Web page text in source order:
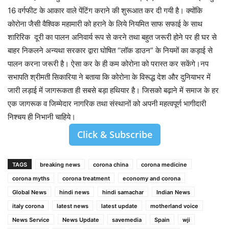
16 वर्गफीट के आकार वाले पेंटिंग कराने की शुरूआत कर दी गयी है। क्योंकि
कोरोना जैसी वैश्विक महामारी को हराने के लिये नियमित साफ सफाई के साथ
शारिरिक दूरी का पालन अनिवार्य रूप से करने तथा बहुत जरूरी होने पर ही घर से
बाहर निकलने अन्यथा सरकार द्वारा घोषित “लॉक डाउन” के नियमों का कड़ाई से
पालन करना जरूरी है। ऐसा कर के ही कम कोरोना को परास्त कर सकेंगे।नप
सभापति श्रीमती सिकारिया ने बताया कि कोरोना के विरूद्ध देश और दुनियाभर में
जारी लड़ाई में जागरूकता ही सबसे बड़ा हथियार है। जिसको बढ़ाने में समाज के हर
एक जागरूक व जिम्मेदार नागरिक तथा संस्थानों को अपनी महत्वपूर्ण भागीदारी
निश्चय ही निभानी चाहिये।
Click & Subscribe
TAGS breaking news corona china
corona medicine
corona myths
corona treatment
economy and corona
Global News
hindi news hindi samachar
Indian News
italy corona
latest news latest update
motherland voice
News Service
News Update savemedia Spain wji